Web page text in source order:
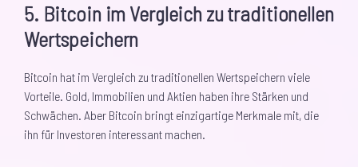
5. Bitcoin im Vergleich zu traditionellen
Wertspeichern
Bitcoin hat im Vergleich zu traditionellen Wertspeichern viele
Vorteile. Gold, Immobilien und Aktien haben ihre Stärken und
Schwächen. Aber Bitcoin bringt einzigartige Merkmale mit, die
ihn für Investoren interessant machen.